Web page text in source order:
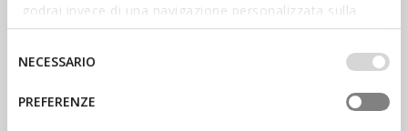
godrai invece di una navigazione personalizzata sulla
base dei tuoi gusti ed interessi. Selezionando
IMPOSTAZIONI potrai anche scegliere quali cookies ed
altri strumenti di tracciamento autorizzare. Per maggiori
informazioni o per modificare in qualsiasi momento le
tue impostazioni, visita la nostra
del
consenso
NECESSARIO
PREFERENZE